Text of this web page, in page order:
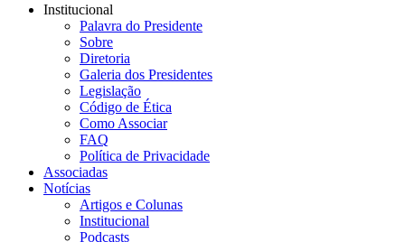
Institucional
Palavra do Presidente
Sobre
Diretoria
Galeria dos Presidentes
Legislação
Código de Ética
Como Associar
FAQ
Política de Privacidade
Associadas
Notícias
Artigos e Colunas
Institucional
Podcasts